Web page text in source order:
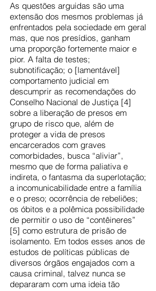
As questões arguidas são uma
extensão dos mesmos problemas já
enfrentados pela sociedade em geral
mas, que nos presídios, ganham
uma proporção fortemente maior e
pior. A falta de testes;
subnotificação; o [lamentável]
comportamento judicial em
descumprir as recomendações do
Conselho Nacional de Justiça [4]
sobre a liberação de presos em
grupo de risco que, além de
proteger a vida de presos
encarcerados com graves
comorbidades, busca “aliviar”,
mesmo que de forma paliativa e
indireta, o fantasma da superlotação;
a incomunicabilidade entre a família
e o preso; ocorrência de rebeliões;
os óbitos e a polêmica possibilidade
de permitir o uso de “contêineres”
[5] como estrutura de prisão de
isolamento. Em todos esses anos de
estudos de políticas públicas de
diversos órgãos engajados com a
causa criminal, talvez nunca se
depararam com uma ideia tão